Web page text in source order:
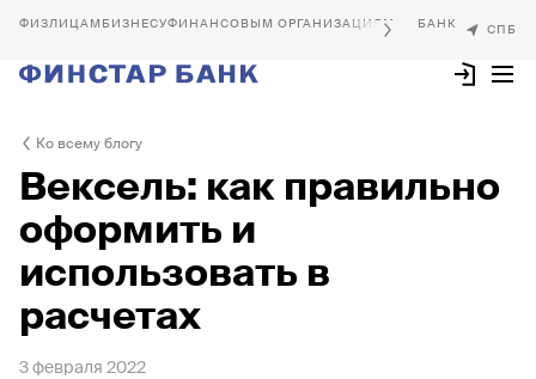
БИЗНЕСУФИНАНСОВЫМ ОРГАНИЗАЦИЯМ
Ко всему блогу
Вексель: как правильно
оформить и
использовать в
расчетах
3 февраля 2022